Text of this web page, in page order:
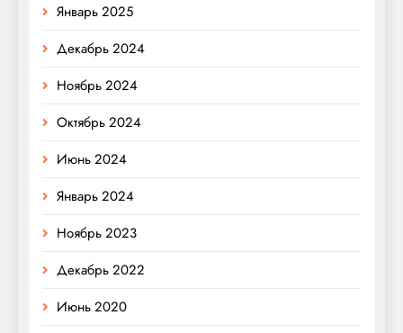
Январь 2025
Декабрь 2024
Ноябрь 2024
Октябрь 2024
Июнь 2024
Январь 2024
Ноябрь 2023
Декабрь 2022
Июнь 2020